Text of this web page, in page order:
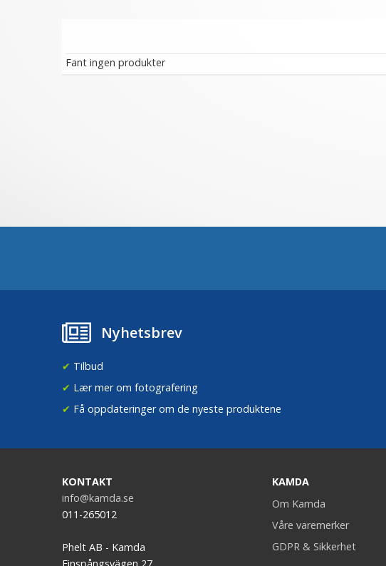
Fant ingen produkter
Nyhetsbrev
✔ Tilbud
✔ Lær mer om fotografering
✔ Få oppdateringer om de nyeste produktene
KONTAKT
info@kamda.se
011-265012
Phelt AB - Kamda
KAMDA
Om Kamda
Våre varemerker
GDPR & Sikkerhet